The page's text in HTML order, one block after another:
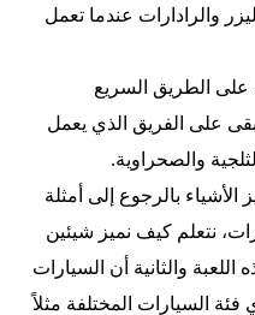
والرادارات عندما تعمل
على الطريق السريع
على الفريق الذي يعمل
والصحراوية.
الأشياء بالرجوع إلى أمثلة
نتعلم كيف نميز شيئين
اللعبة والثانية أن السيارات
فئة السيارات المختلفة مثلاً